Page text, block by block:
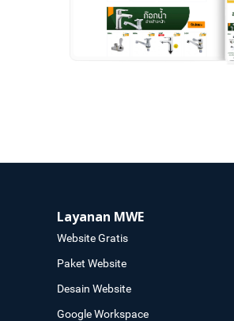
Layanan MWE
Website Gratis
Paket Website
Desain Website
Google Workspace